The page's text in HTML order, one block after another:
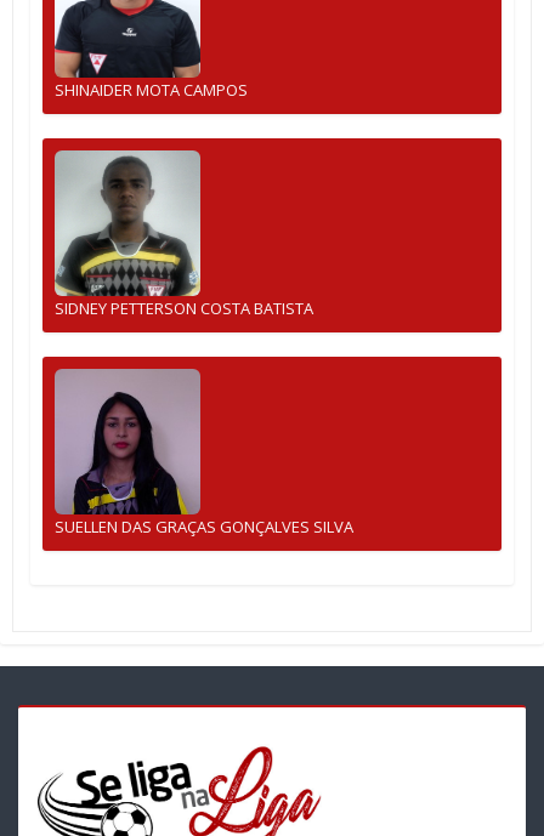
SHINAIDER MOTA CAMPOS
SIDNEY PETTERSON COSTA BATISTA
SUELLEN DAS GRAÇAS GONÇALVES SILVA